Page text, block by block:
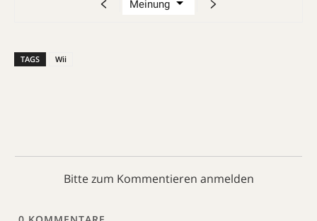
TAGS Wii
Bitte zum Kommentieren anmelden